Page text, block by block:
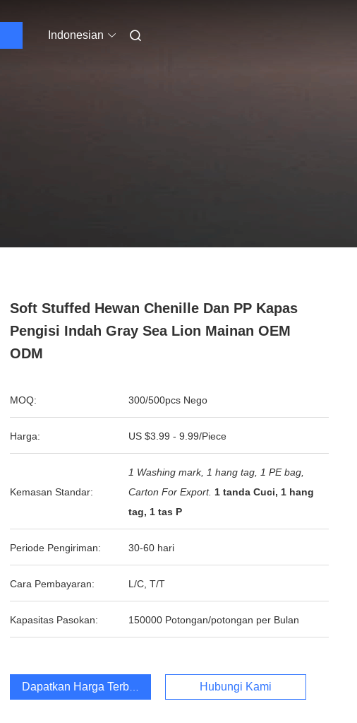
Indonesian
Soft Stuffed Hewan Chenille Dan PP Kapas
Pengisi Indah Gray Sea Lion Mainan OEM
ODM
MOQ: 300/500pcs Nego
Harga: US $3.99 - 9.99/Piece
Kemasan Standar:
1 Washing mark, 1 hang tag, 1 PE bag,
Carton For Export. 1 tanda Cuci, 1 hang
tag, 1 tas P
Periode Pengiriman: 30-60 hari
Cara Pembayaran: L/C, T/T
Kapasitas Pasokan: 150000 Potongan/potongan per Bulan
Dapatkan Harga Terbaik Hubungi Kami